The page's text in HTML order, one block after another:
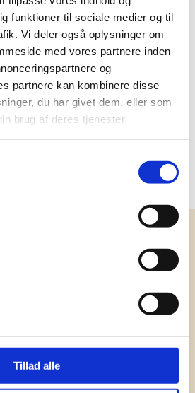
funktioner til sociale medier og til
Vi deler også oplysninger om
med vores partnere inden
og
partnere kan kombinere disse
du har givet dem, eller som
brug af deres tjenester.
Tillad alle
Specifications
- once a month
Subscribe